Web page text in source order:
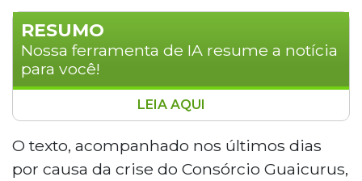
RESUMO
Nossa ferramenta de IA resume a notícia
para você!
A Câmara dos Deputados aprovou o PL
3.278/2021, que cria regras nacionais para
o transporte coletivo, separando a tarifa
LEIA AQUI
O texto, acompanhado nos últimos dias
por causa da crise do Consórcio Guaicurus,